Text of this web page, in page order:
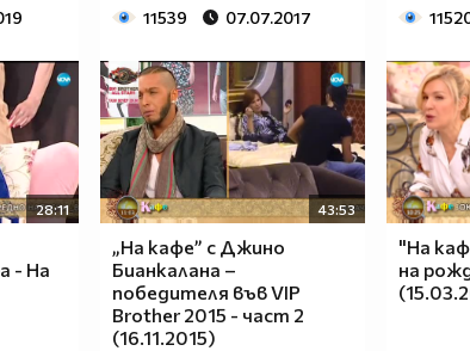
11539 07.07.2017
28:11
- На
43:53
„На кафе” с Джино
Бианкалана –
победителя във VIP
Brother 2015 - част 2
(16.11.2015)
"На
на